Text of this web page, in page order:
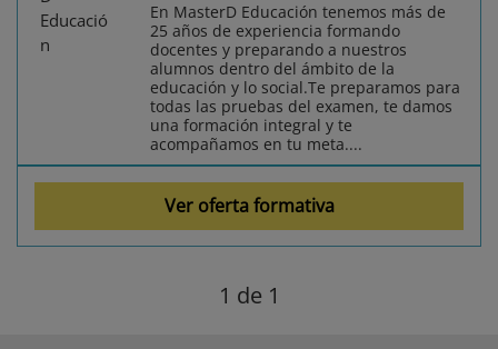
En MasterD Educación tenemos más de
25 años de experiencia formando
docentes y preparando a nuestros
alumnos dentro del ámbito de la
educación y lo social.Te preparamos para
todas las pruebas del examen, te damos
una formación integral y te
acompañamos en tu meta....
Ver oferta formativa
1 de 1